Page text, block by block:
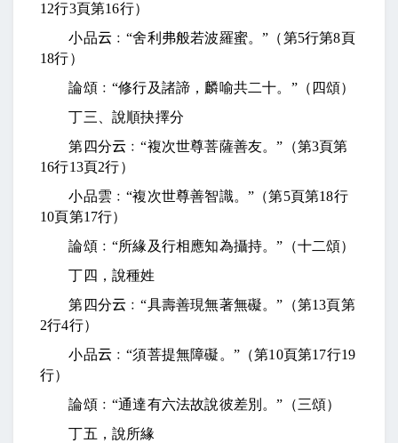
12行3頁第16行）
小品云 ﹕“舍利弗般若波羅蜜。”（第5行第8頁
18行）
論頌﹕“修行及諸諦，麟喻共二十。”（四頌）
丁三、說順抉擇分
第四分云 ﹕“複次世尊菩薩善友。”（第3頁第
16行13頁2行）
小品雲﹕“複次世尊善智識。”（第5頁第18行
10頁第17行）
論頌﹕“所緣及行相應知為攝持。”（十二頌）
丁四，說種姓
第四分云 ﹕“具壽善現無著無礙。”（第13頁第
2行4行）
小品云 ﹕“須菩提無障礙。”（第10頁第17行19
行）
論頌﹕“通達有六法故說彼差別。”（三頌）
丁五，說所緣